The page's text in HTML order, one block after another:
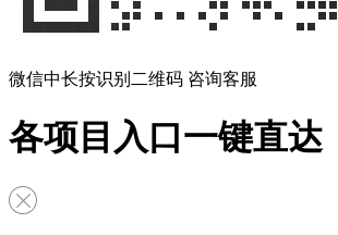
微信中长按识别二维码 咨询客服
各项目入口一键直达